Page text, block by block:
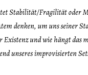
Stabilität/Fragilität oder
denken, um uns seiner
und wie hängt das
unseres improvisierten